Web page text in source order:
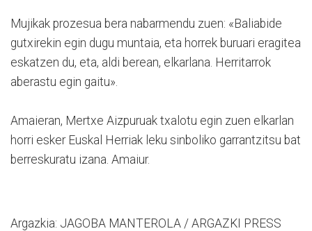
Mujikak prozesua bera nabarmendu zuen: «Baliabide
gutxirekin egin dugu muntaia, eta horrek buruari eragitea
eskatzen du, eta, aldi berean, elkarlana. Herritarrok
aberastu egin gaitu».
Amaieran, Mertxe Aizpuruak txalotu egin zuen elkarlan
horri esker Euskal Herriak leku sinboliko garrantzitsu bat
berreskuratu izana. Amaiur.
Argazkia: JAGOBA MANTEROLA / ARGAZKI PRESS